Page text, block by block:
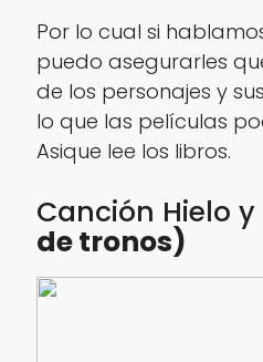
Por lo cual si
puedo asegurarles
de los personajes y
lo que las películas
Asique lee los libros.
Canción Hielo y
de tronos)